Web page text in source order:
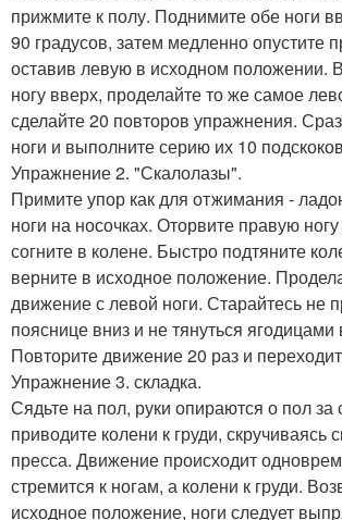
прижмите к полу. Поднимите обе ноги
90 градусов, затем медленно опустите
оставив левую в исходном положении.
ногу вверх, проделайте то же самое
сделайте 20 повторов упражнения.
ноги и выполните серию их 10
Упражнение 2. "Скалолазы".
Примите упор как для отжимания -
ноги на носочках. Оторвите правую
согните в колене. Быстро подтяните
верните в исходное положение.
движение с левой ноги. Старайтесь не
пояснице вниз и не тянуться ягодицами
Повторите движение 20 раз и
Упражнение 3. складка.
Сядьте на пол, руки опираются о пол
приводите колени к груди,
пресса. Движение происходит
стремится к ногам, а колени к груди.
исходное положение, ноги следует